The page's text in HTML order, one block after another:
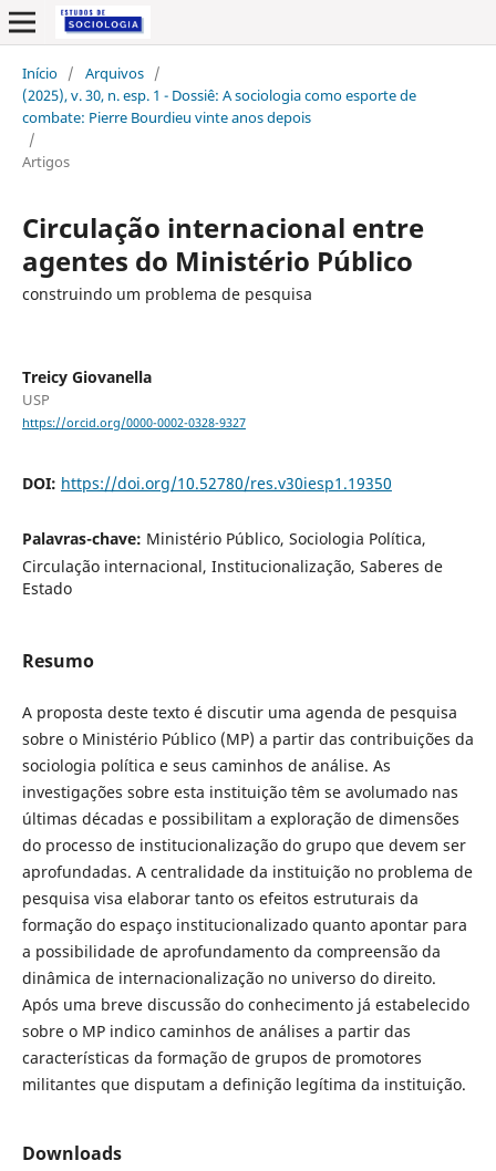
Início / Arquivos /
(2025), v. 30, n. esp. 1 - Dossiê: A sociologia como esporte de
combate: Pierre Bourdieu vinte anos depois
/
Artigos
Circulação internacional entre
agentes do Ministério Público
construindo um problema de pesquisa
Treicy Giovanella
USP
https://orcid.org/0000-0002-0328-9327
DOI: https://doi.org/10.52780/res.v30iesp1.19350
Palavras-chave: Ministério Público, Sociologia Política,
Circulação internacional, Institucionalização, Saberes de
Estado
Resumo
A proposta deste texto é discutir uma agenda de pesquisa
sobre o Ministério Público (MP) a partir das contribuições da
sociologia política e seus caminhos de análise. As
investigações sobre esta instituição têm se avolumado nas
últimas décadas e possibilitam a exploração de dimensões
do processo de institucionalização do grupo que devem ser
aprofundadas. A centralidade da instituição no problema de
pesquisa visa elaborar tanto os efeitos estruturais da
formação do espaço institucionalizado quanto apontar para
a possibilidade de aprofundamento da compreensão da
dinâmica de internacionalização no universo do direito.
Após uma breve discussão do conhecimento já estabelecido
sobre o MP indico caminhos de análises a partir das
características da formação de grupos de promotores
militantes que disputam a definição legítima da instituição.
Downloads